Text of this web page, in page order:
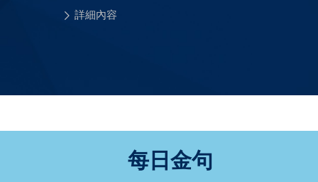
詳細內容
每日金句